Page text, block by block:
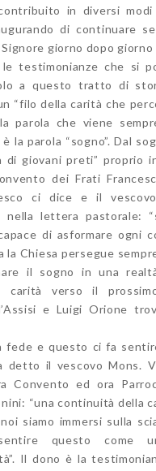
in diversi
di continuare
giorno dopo giorno
testimonianze che si
a questo tratto di
“filo della carità che
la parola che viene
la parola “sogno”. Dal
di giovani preti” proprio
dei Frati
ci dice e il
nella lettera pastorale:
di asformare ogni
la Chiesa persegue
il sogno in una
carità verso il
e Luigi Orione
fede e questo ci fa
detto il vescovo Mons.
Convento ed ora
“una continuità della
siamo immersi sulla
sentire questo come
Il dono è la